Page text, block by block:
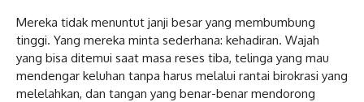
Mereka tidak menuntut janji besar yang membumbung
tinggi. Yang mereka minta sederhana: kehadiran. Wajah
yang bisa ditemui saat masa reses tiba, telinga yang mau
mendengar keluhan tanpa harus melalui rantai birokrasi yang
melelahkan, dan tangan yang benar-benar mendorong